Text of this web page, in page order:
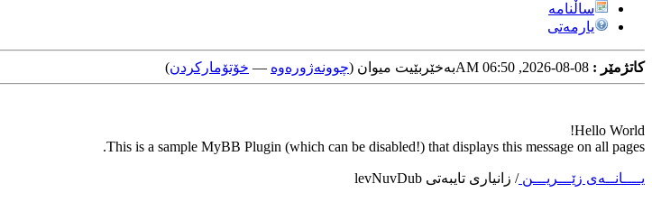
ساڵنامه
یارمه‌تی
کاتژمێر : به‌خێربێیت میوان (چوونه‌ژوره‌وه‌ — خۆتۆمارکردن)
Hello World!
This is a sample MyBB Plugin (which can be disabled!) that displays this message on all pages.
یــــانــه‌ی زێـــریـــن/ زانیاری تایبه‌تی levNuvDub